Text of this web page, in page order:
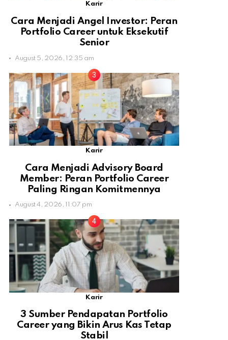
Karir
Cara Menjadi Angel Investor: Peran
Portfolio Career untuk Eksekutif
Senior
August 5, 2026, 12:35 am
Karir
Cara Menjadi Advisory Board
Member: Peran Portfolio Career
Paling Ringan Komitmennya
August 4, 2026, 11:07 pm
Karir
3 Sumber Pendapatan Portfolio
Career yang Bikin Arus Kas Tetap
Stabil